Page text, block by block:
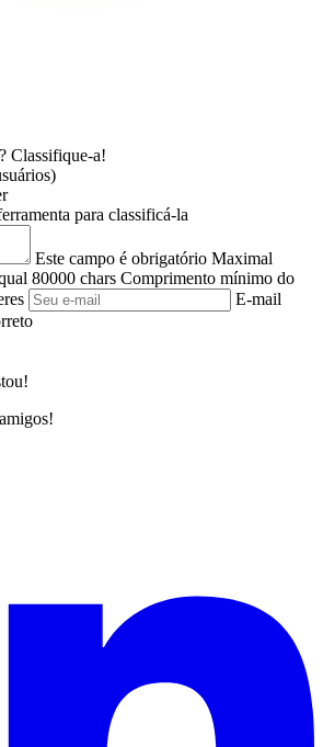
Classifique-a!
)
para classificá-la
Este campo é obrigatório Maximal
80000 chars Comprimento mínimo do
E-mail
!